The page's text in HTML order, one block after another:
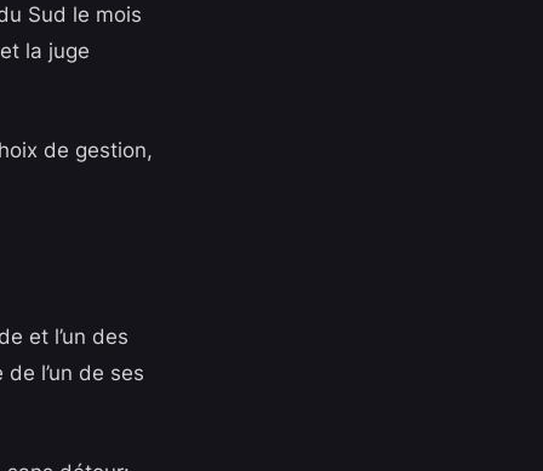
Sud le mois
la juge
de gestion,
et l’un des
l’un de ses